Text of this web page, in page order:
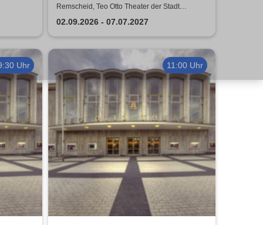
Teo Otto Theater der Stadt
Remscheid
Remscheid, Teo Otto Theater der Stadt
Remscheid
02.09.2026 - 07.07.2027
Uhr 11:00 Uhr